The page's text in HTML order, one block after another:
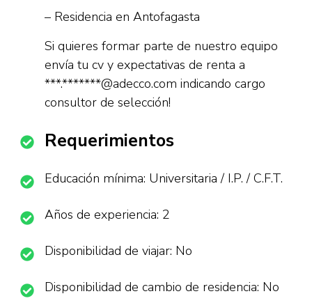
– Residencia en Antofagasta
Si quieres formar parte de nuestro equipo
envía tu cv y expectativas de renta a
***.*******@adecco.com indicando cargo
consultor de selección!
Requerimientos
Educación mínima: Universitaria / I.P. / C.F.T.
Años de experiencia: 2
Disponibilidad de viajar: No
Disponibilidad de cambio de residencia: No